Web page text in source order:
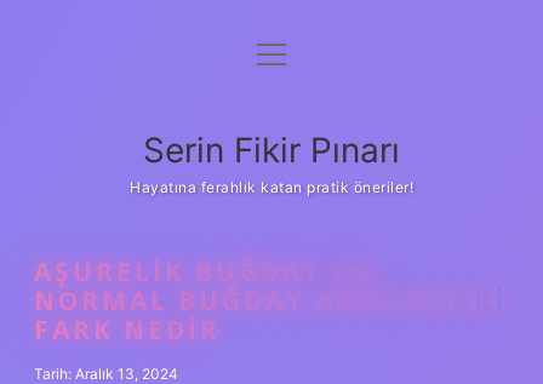
Gizlilik Politikası
Yasal Uyarı
menüyü
Serin Fikir Pınarı
Hayatına ferahlık katan pratik öneriler!
AŞURELIK BUĞDAY ILE
NORMAL BUĞDAY ARASINDAKI
FARK NEDIR
Tarih: Aralık 13, 2024